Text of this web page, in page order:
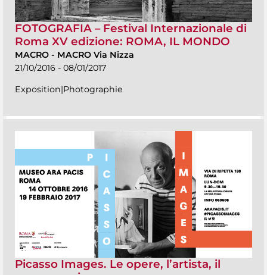
FOTOGRAFIA – Festival Internazionale di
Roma XV edizione: ROMA, IL MONDO
MACRO - MACRO Via Nizza
21/10/2016 - 08/01/2017
Exposition|Photographie
Picasso Images. Le opere, l’artista, il